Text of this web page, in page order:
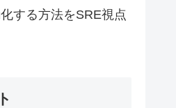
する方法をSRE視点